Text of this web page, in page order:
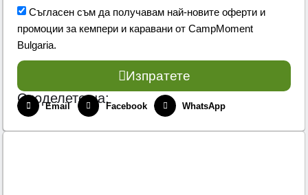
Съгласен съм да получавам най-новите оферти и
промоции за кемпери и каравани от CampMoment
Bulgaria.
Изпратете
Споделете на:
Email Facebook WhatsApp